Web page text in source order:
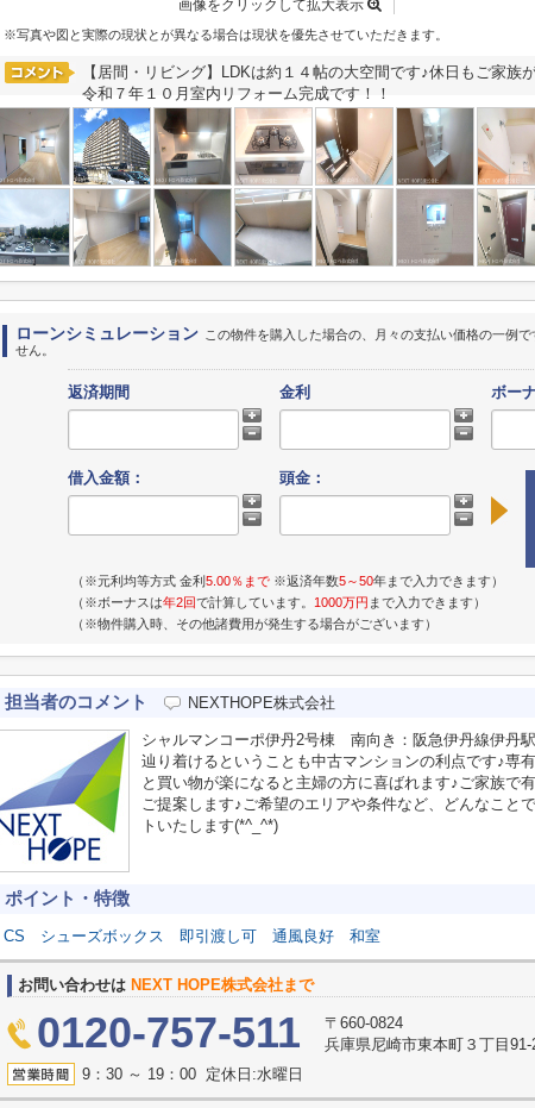
画像をクリックして拡大表示
※写真や図と実際の現状とが異なる場合は現状を優先させていただきます。
【居間・リビング】LDKは約１４帖の大空間です♪休日もご家族
令和７年１０月室内リフォーム完成です！！
ローンシミュレーション この物件を購入した場合の、月々の支払い価格の一例
せん。
返済期間 金利 ボー
借入金額：
頭金：
（※元利均等方式 金利5.00％まで ※返済年数5～50年まで入力できます）
（※ボーナスは年2回で計算しています。 1000万円 まで入力できます）
（※物件購入時、その他諸費用が発生する場合がございます）
担当者のコメント NEXTHOPE株式会社
シャルマンコーポ伊丹2号棟 南向き：阪急伊丹線伊丹
辿り着けるということも中古マンションの利点です♪専
と買い物が楽になると主婦の方に喜ばれます♪ご家族で
ご提案します♪ご希望のエリアや条件など、どんなこと
トいたします(*^_^*)
ポイント・特徴
CS シューズボックス 即引渡し可 通風良好 和室
お問い合わせは NEXT HOPE株式会社まで
0120-757-511
〒660-0824
兵庫県尼崎市東本町３丁目91-
9：30 ～ 19：00 定休日:水曜日